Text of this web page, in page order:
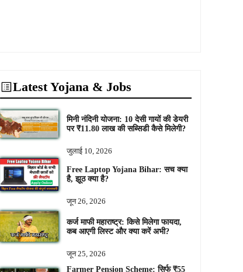
Latest Yojana & Jobs
मिनी नंदिनी योजना: 10 देसी गायों की डेयरी
पर ₹11.80 लाख की सब्सिडी कैसे मिलेगी?
जुलाई 10, 2026
Free Laptop Yojana Bihar: सच क्या
है, झूठ क्या है?
जून 26, 2026
कर्ज माफी महाराष्ट्र: किसे मिलेगा फायदा,
कब आएगी लिस्ट और क्या करें अभी?
जून 25, 2026
Farmer Pension Scheme: सिर्फ ₹55